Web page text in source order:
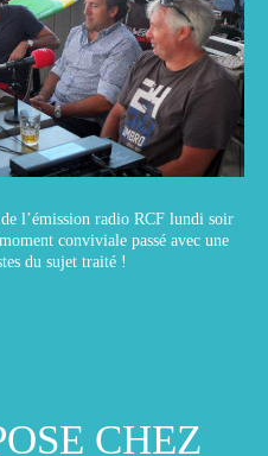
l’émission radio RCF lundi soir
conviviale passé avec une
du sujet traité !
CHEZ